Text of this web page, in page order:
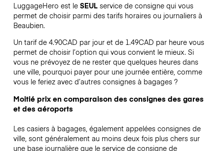
LuggageHero est le SEULservice de consigne qui vous
permet de choisir parmi des tarifs horaires ou journaliers à
Beaubien.
Un tarif de 4.90CAD par jour et de 1.49CAD par heure vous
permet de choisir l’option qui vous convient le mieux. Si
vous ne prévoyez de ne rester que quelques heures dans
une ville, pourquoi payer pour une journée entière, comme
vous le feriez avec d’autres consignes à bagages ?
Moitié prix en comparaison des consignes des gares
et des aéroports
Les casiers à bagages, également appelées consignes de
ville, sont généralement au moins deux fois plus chers sur
une base journalière que le service de consigne de